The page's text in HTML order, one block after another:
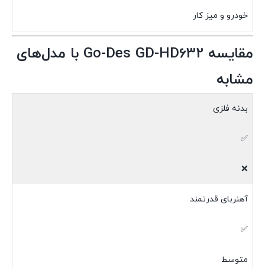
خودرو و میز کار
مقایسه Go-Des GD-HD632 با مدل‌های
مشابه
بدنه فلزی
✅
❌
آهنربای قدرتمند
✅
متوسط